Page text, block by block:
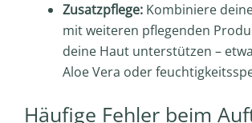
Zusatzpflege: Kombiniere
mit weiteren pflegenden
deine Haut unterstützen –
Aloe Vera oder
Häufige Fehler beim